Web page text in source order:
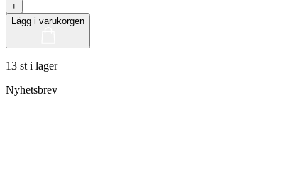
+
Lägg i varukorgen
13 st i lager
Nyhetsbrev